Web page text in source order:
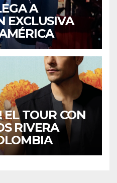
A
EXCLUSIVA
EL TOUR CON
RIVERA